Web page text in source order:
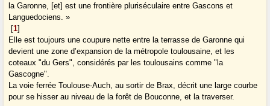
la Garonne, [et] est une frontière pluriséculaire entre Gascons et
Languedociens. »
[1]
Elle est toujours une coupure nette entre la terrasse de Garonne qui
devient une zone d’expansion de la métropole toulousaine, et les
coteaux "du Gers", considérés par les toulousains comme "la
Gascogne".
La voie ferrée Toulouse-Auch, au sortir de Brax, décrit une large courbe
pour se hisser au niveau de la forêt de Bouconne, et la traverser.